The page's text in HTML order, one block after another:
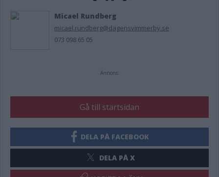
Micael Rundberg
micael.rundberg@dagensvimmerby.se
073 098 65 05
Annons:
Gå till startsidan
DELA PÅ FACEBOOK
DELA PÅ X